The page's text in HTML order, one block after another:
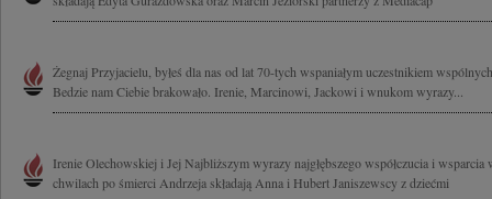
Żegnaj Przyjacielu, byłeś dla nas od lat 70-tych wspaniałym uczestnikiem
Bedzie nam Ciebie brakowało. Irenie, Marcinowi, Jackowi i wnukom wyrazy...
Irenie Olechowskiej i Jej Najbliższym wyrazy najgłębszego współczucia i
chwilach po śmierci Andrzeja składają Anna i Hubert Janiszewscy z dziećmi